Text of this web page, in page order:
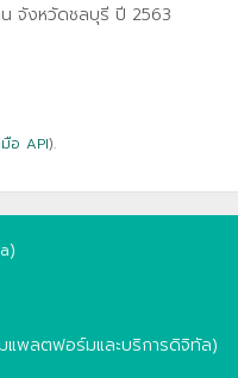
น จังหวัดชลบุรี ปี 2563
อ API).
พลตฟอร์มและบริการดิจิทัล)